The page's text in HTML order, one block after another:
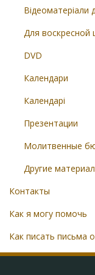
Відеоматеріали
Для воскресной
DVD
Календари
Календарі
Презентации
Молитвенные
Другие
Контакты
Как я могу помочь
Как писать письма